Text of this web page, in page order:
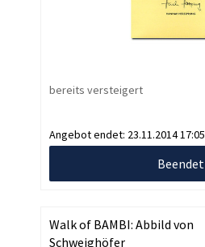
bereits versteigert
Angebot endet: 23.11.2014 17:05
Beendet
Walk of BAMBI: Abbild von
Schweighöfer